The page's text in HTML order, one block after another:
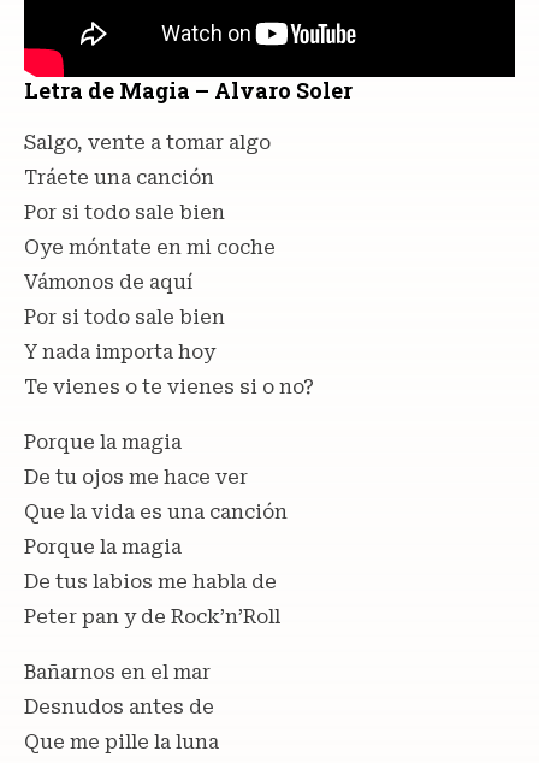
Letra de Magia – Alvaro Soler
Salgo, vente a tomar algo
Tráete una canción
Por si todo sale bien
Oye móntate en mi coche
Vámonos de aquí
Por si todo sale bien
Y nada importa hoy
Te vienes o te vienes si o no?
Porque la magia
De tu ojos me hace ver
Que la vida es una canción
Porque la magia
De tus labios me habla de
Peter pan y de Rock’n’Roll
Bañarnos en el mar
Desnudos antes de
Que me pille la luna